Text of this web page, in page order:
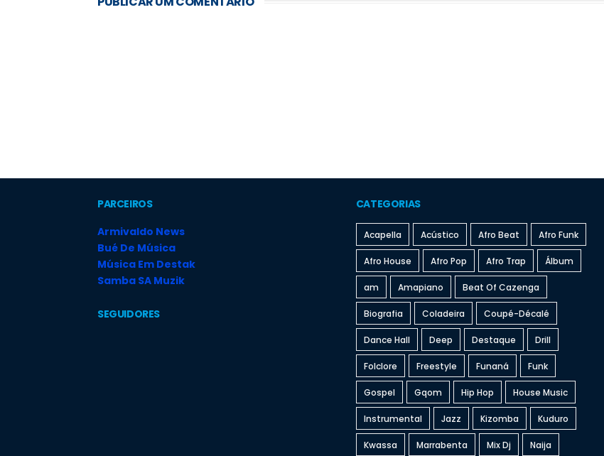
PARCEIROS
Armivaldo News
Bué De Música
Música Em Destak
Samba SA Muzik
SEGUIDORES
CATEGORIAS
Acapella Acústico Afro Beat Afro Funk
Afro House Afro Pop Afro Trap Álbum
am Amapiano Beat Of Cazenga
Biografia Coladeira Coupé-Décalé
Dance Hall Deep Destaque Drill
Folclore Freestyle Funaná Funk
Gospel Gqom Hip Hop House Music
Instrumental Jazz Kizomba Kuduro
Kwassa Marrabenta Mix Dj Naija